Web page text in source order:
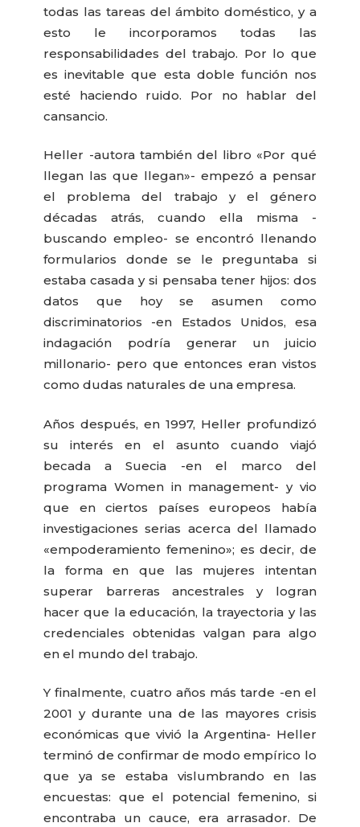
todas las tareas del ámbito doméstico, y a
esto le incorporamos todas las
responsabilidades del trabajo. Por lo que
es inevitable que esta doble función nos
esté haciendo ruido. Por no hablar del
cansancio.
Heller -autora también del libro «Por qué
llegan las que llegan»- empezó a pensar
el problema del trabajo y el género
décadas atrás, cuando ella misma -
buscando empleo- se encontró llenando
formularios donde se le preguntaba si
estaba casada y si pensaba tener hijos: dos
datos que hoy se asumen como
discriminatorios -en Estados Unidos, esa
indagación podría generar un juicio
millonario- pero que entonces eran vistos
como dudas naturales de una empresa.
Años después, en 1997, Heller profundizó
su interés en el asunto cuando viajó
becada a Suecia -en el marco del
programa Women in management- y vio
que en ciertos países europeos había
investigaciones serias acerca del llamado
«empoderamiento femenino»; es decir, de
la forma en que las mujeres intentan
superar barreras ancestrales y logran
hacer que la educación, la trayectoria y las
credenciales obtenidas valgan para algo
en el mundo del trabajo.
Y finalmente, cuatro años más tarde -en el
2001 y durante una de las mayores crisis
económicas que vivió la Argentina- Heller
terminó de confirmar de modo empírico lo
que ya se estaba vislumbrando en las
encuestas: que el potencial femenino, si
encontraba un cauce, era arrasador. De